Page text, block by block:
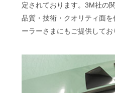
定されております。3M社の
品質・技術・クオリティ面
ーラーさまにもご提供してお